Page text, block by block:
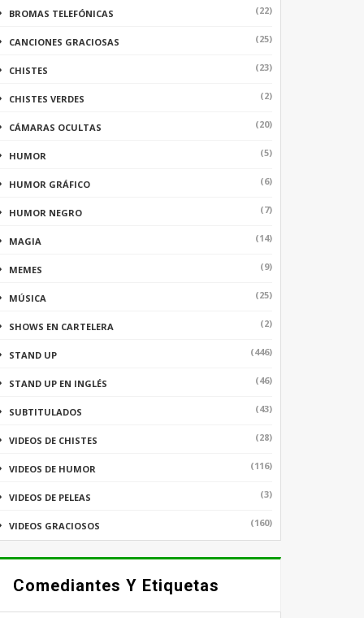
BROMAS TELEFÓNICAS (22)
CANCIONES GRACIOSAS (25)
CHISTES (23)
CHISTES VERDES (2)
CÁMARAS OCULTAS (20)
HUMOR (5)
HUMOR GRÁFICO (6)
HUMOR NEGRO (7)
MAGIA (14)
MEMES (9)
MÚSICA (25)
SHOWS EN CARTELERA (2)
STAND UP (446)
STAND UP EN INGLÉS (46)
SUBTITULADOS (43)
VIDEOS DE CHISTES (28)
VIDEOS DE HUMOR (116)
VIDEOS DE PELEAS (3)
VIDEOS GRACIOSOS (160)
Comediantes Y Etiquetas